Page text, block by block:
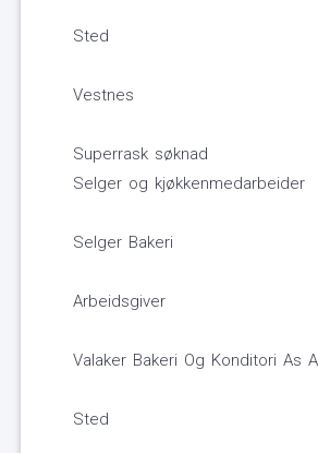
Sted
Vestnes
Superrask søknad
Selger og kjøkkenmedarbeider
Selger Bakeri
Arbeidsgiver
Valaker Bakeri Og Konditori As
Sted